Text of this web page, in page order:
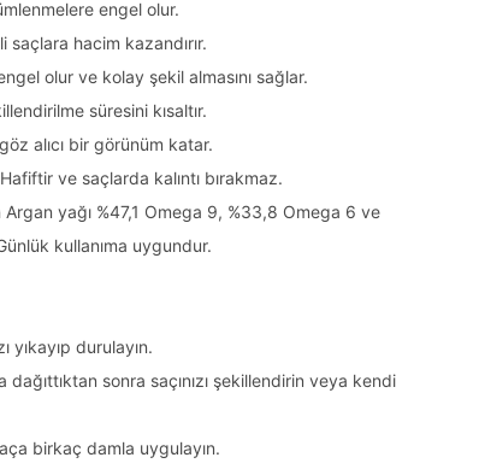
engel olur.
saçlara hacim kazandırır.
olur ve kolay şekil almasını sağlar.
süresini kısaltır.
alıcı bir görünüm katar.
ve saçlarda kalıntı bırakmaz.
yağı %47,1 Omega 9, %33,8 Omega 6 ve
kullanıma uygundur.
yıkayıp durulayın.
sonra saçınızı şekillendirin veya kendi
birkaç damla uygulayın.